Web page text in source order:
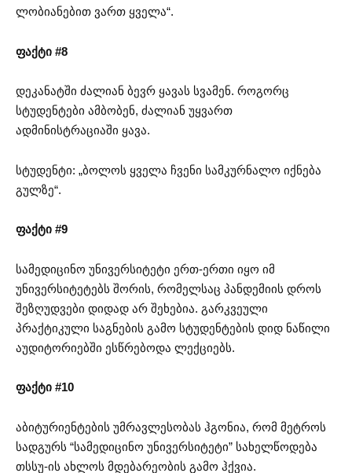
ლობიანებით ვართ ყველა“.
ფაქტი #8
დეკანატში ძალიან ბევრ ყავას სვამენ. როგორც
სტუდენტები ამბობენ, ძალიან უყვართ
ადმინისტრაციაში ყავა.
სტუდენტი: „ბოლოს ყველა ჩვენი სამკურნალო იქნება
გულზე“.
ფაქტი #9
სამედიცინო უნივერსიტეტი ერთ-ერთი იყო იმ
უნივერსიტეტებს შორის, რომელსაც პანდემიის დროს
შეზღუდვები დიდად არ შეხებია. გარკვეული
პრაქტიკული საგნების გამო სტუდენტების დიდ ნაწილი
აუდიტორიებში ესწრებოდა ლექციებს.
ფაქტი #10
აბიტურიენტების უმრავლესობას ჰგონია, რომ მეტროს
სადგურს “სამედიცინო უნივერსიტეტი” სახელწოდება
თსსუ-ის ახლოს მდებარეობის გამო ჰქვია.